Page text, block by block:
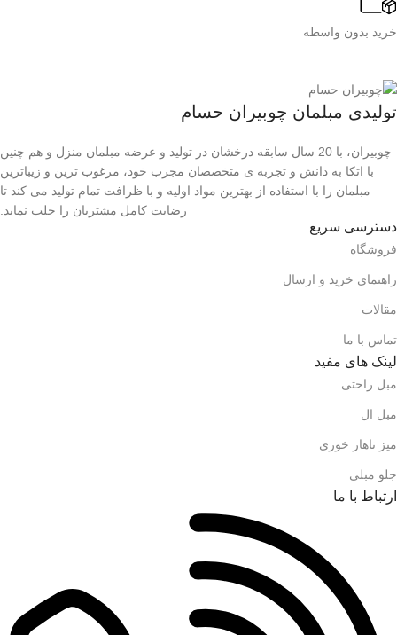
خرید بدون واسطه
تولیدی مبلمان چوبیران حسام
چوبیران، با 20 سال سابقه درخشان در تولید و عرضه مبلمان منزل و هم چنین
با اتکا به دانش و تجربه ی متخصصان مجرب خود، مرغوب ترین و زیباترین
مبلمان را با استفاده از بهترین مواد اولیه و با ظرافت تمام تولید می کند تا
رضایت کامل مشتریان را جلب نماید.
دسترسی سریع
فروشگاه
راهنمای خرید و ارسال
مقالات
تماس با ما
لینک های مفید
مبل راحتی
مبل ال
میز ناهار خوری
جلو مبلی
ارتباط با ما